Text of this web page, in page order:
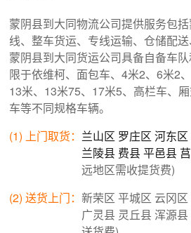
蒙阴县到大同物流公司提供服务包
线、整车货运、专线运输、仓储配
蒙阴县到大同货运公司具备自备车
限于依维柯、面包车、4米2、6米2
13米、13米75、17米5、高栏车、
车等不同规格车辆。
(1) 上门取货： 兰山区 罗庄区 河东区
兰陵县 费县平邑县
远地区需收提货费)
(2) 送货上门： 新荣区 平城区 云冈
广灵县 灵丘县 浑源